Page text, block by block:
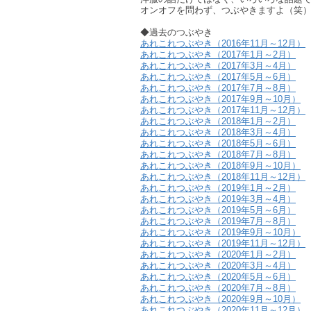
オンオフを問わず、つぶやきますよ（笑）
◆過去のつぶやき
あれこれつぶやき（2016年11月～12月）
あれこれつぶやき（2017年1月～2月）
あれこれつぶやき（2017年3月～4月）
あれこれつぶやき（2017年5月～6月）
あれこれつぶやき（2017年7月～8月）
あれこれつぶやき（2017年9月～10月）
あれこれつぶやき（2017年11月～12月）
あれこれつぶやき（2018年1月～2月）
あれこれつぶやき（2018年3月～4月）
あれこれつぶやき（2018年5月～6月）
あれこれつぶやき（2018年7月～8月）
あれこれつぶやき（2018年9月～10月）
あれこれつぶやき（2018年11月～12月）
あれこれつぶやき（2019年1月～2月）
あれこれつぶやき（2019年3月～4月）
あれこれつぶやき（2019年5月～6月）
あれこれつぶやき（2019年7月～8月）
あれこれつぶやき（2019年9月～10月）
あれこれつぶやき（2019年11月～12月）
あれこれつぶやき（2020年1月～2月）
あれこれつぶやき（2020年3月～4月）
あれこれつぶやき（2020年5月～6月）
あれこれつぶやき（2020年7月～8月）
あれこれつぶやき（2020年9月～10月）